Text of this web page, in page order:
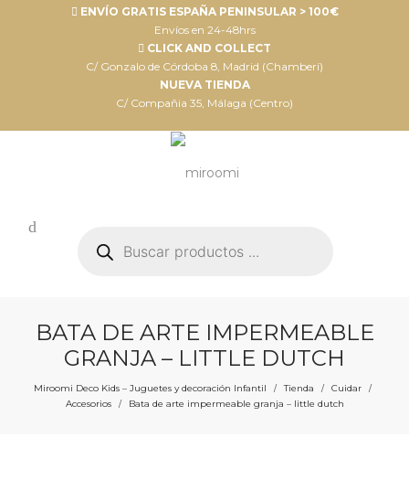
ENVÍO GRATIS ESPAÑA PENINSULAR > 100€
Envíos en 24-48hrs
CLICK AND COLLECT
C/ Gonzalo de Córdoba 8, Madrid (Chamberí)
NUEVA TIENDA
C/ Compañia 35, Málaga (Centro)
productos
BATA DE ARTE IMPERMEABLE
GRANJA – LITTLE DUTCH
Miroomi Deco Kids – Juguetes y decoración Infantil / Tienda / Cuidar /
Accesorios / Bata de arte impermeable granja – little dutch